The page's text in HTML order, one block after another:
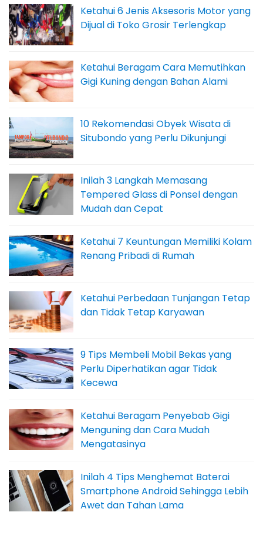
Ketahui 6 Jenis Aksesoris Motor yang
Dijual di Toko Grosir Terlengkap
Ketahui Beragam Cara Memutihkan
Gigi Kuning dengan Bahan Alami
10 Rekomendasi Obyek Wisata di
Situbondo yang Perlu Dikunjungi
Inilah 3 Langkah Memasang
Tempered Glass di Ponsel dengan
Mudah dan Cepat
Ketahui 7 Keuntungan Memiliki Kolam
Renang Pribadi di Rumah
Ketahui Perbedaan Tunjangan Tetap
dan Tidak Tetap Karyawan
9 Tips Membeli Mobil Bekas yang
Perlu Diperhatikan agar Tidak
Kecewa
Ketahui Beragam Penyebab Gigi
Menguning dan Cara Mudah
Mengatasinya
Inilah 4 Tips Menghemat Baterai
Smartphone Android Sehingga Lebih
Awet dan Tahan Lama